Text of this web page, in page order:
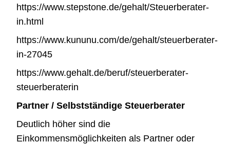
https://www.stepstone.de/gehalt/Steuerberater-
in.html
https://www.kununu.com/de/gehalt/steuerberater-
in-27045
https://www.gehalt.de/beruf/steuerberater-
steuerberaterin
Partner / Selbstständige Steuerberater
Deutlich höher sind die
Einkommensmöglichkeiten als Partner oder